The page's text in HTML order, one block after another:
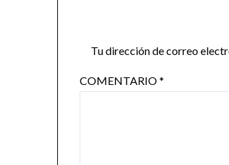
Tu dirección de correo
COMENTARIO*